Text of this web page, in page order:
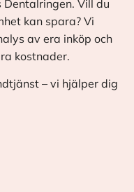
Vill du
kan spara? Vi
av era inköp och
kostnader.
– vi hjälper dig